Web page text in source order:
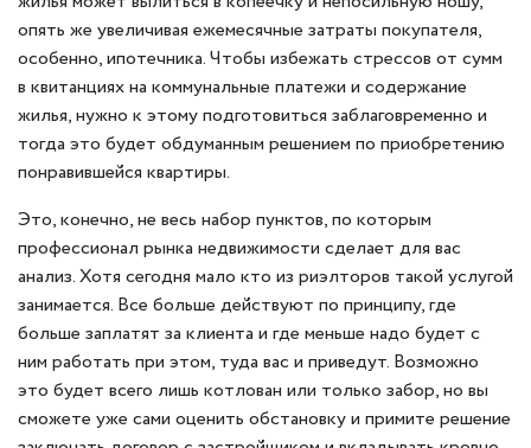
опять же увеличивая ежемесячные затраты покупателя,
особенно, ипотечника. Чтобы избежать стрессов от сумм
в квитанциях на коммунальные платежи и содержание
жилья, нужно к этому подготовиться заблаговременно и
тогда это будет обдуманным решением по приобретению
понравившейся квартиры.
Это, конечно, не весь набор пунктов, по которым
профессионал рынка недвижимости сделает для вас
анализ. Хотя сегодня мало кто из риэлторов такой услугой
занимается. Все больше действуют по принципу, где
больше заплатят за клиента и где меньше надо будет с
ним работать при этом, туда вас и приведут. Возможно
это будет всего лишь котлован или только забор, но вы
сможете уже сами оценить обстановку и примите решение